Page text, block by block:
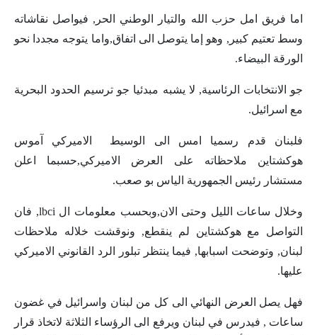
اما فريق امل حزب الله والتيار الوطني الحر, فيواصل نقاشاته
وسط تعتيم كبير, وهو إما يتوصل الى اتفاق,واما يتوجه مجددا نحو
الورقة البيضاء.
جو الانتخابات الرئاسية, لا يشبه مبدئيا جو ترسيم الحدود البحرية
مع اسرائيل.
فلبنان قدم رسميا امس الى الوسيط الاميركي آموس
هوكشتاين ملاحظاته على العرض الاميركي,حسبما اعلن
مستشار رئيس الجمهورية الياس بو صعب.
وخلال ساعات الليل وحتى الان,وبحسب معلومات ال lbci, فان
التواصل مع هوكشتاين لم ينقطع, ونوقشت خلاله ملاحظات
لبنان, وتوضحت اسبابها, فيما ينتظر تبلور الرد القانوني الاميركي
عليها.
فهل يصل العرض النهائي الى كل من لبنان واسرائيل في غضون
ساعات , فيدرس في لبنان ويرفع الى الرؤساء الثلاثة لاتخاذ قرار